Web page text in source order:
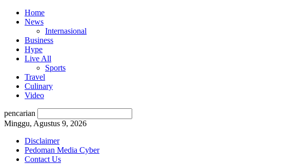
Home
News
Internasional
Business
Hype
Live All
Sports
Travel
Culinary
Video
pencarian
Minggu, Agustus 9, 2026
Disclaimer
Pedoman Media Cyber
Contact Us